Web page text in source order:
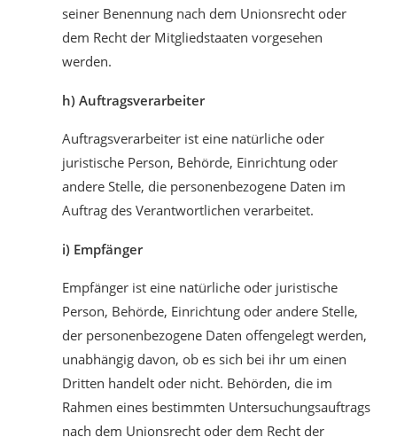
seiner Benennung nach dem Unionsrecht oder
dem Recht der Mitgliedstaaten vorgesehen
werden.
h) Auftragsverarbeiter
Auftragsverarbeiter ist eine natürliche oder
juristische Person, Behörde, Einrichtung oder
andere Stelle, die personenbezogene Daten im
Auftrag des Verantwortlichen verarbeitet.
i) Empfänger
Empfänger ist eine natürliche oder juristische
Person, Behörde, Einrichtung oder andere Stelle,
der personenbezogene Daten offengelegt werden,
unabhängig davon, ob es sich bei ihr um einen
Dritten handelt oder nicht. Behörden, die im
Rahmen eines bestimmten Untersuchungsauftrags
nach dem Unionsrecht oder dem Recht der